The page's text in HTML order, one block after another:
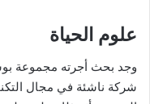
علوم الحياة
شركة ناشئة في مجال